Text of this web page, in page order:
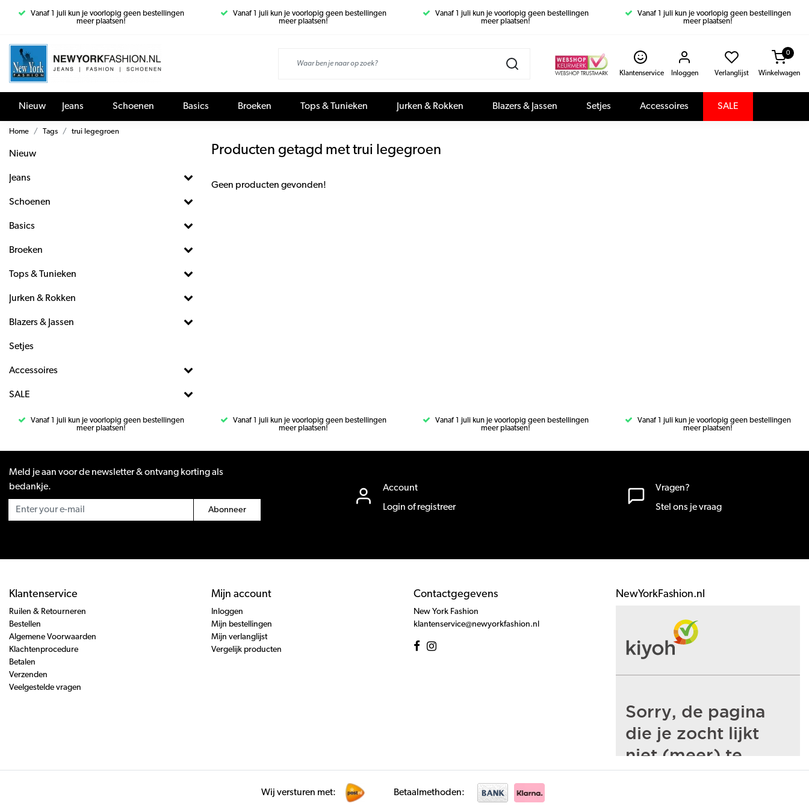
Vanaf 1 juli kun je voorlopig geen bestellingen
meer plaatsen!
Vanaf 1 juli kun je voorlopig geen bestellingen
meer plaatsen!
Vanaf 1 juli kun je voorlopig geen bestellingen
meer plaatsen!
Vanaf 1 juli kun je voorlopig geen bestellingen
meer plaatsen!
Klantenservice Inloggen Verlanglijst Winkelwagen
0
Nieuw Jeans Schoenen Basics Broeken Tops & Tunieken Jurken & Rokken Blazers & Jassen Setjes Accessoires SALE
Home Tags trui legegroen
Nieuw
Jeans
Schoenen
Basics
Broeken
Tops & Tunieken
Jurken & Rokken
Blazers & Jassen
Setjes
Accessoires
SALE
Producten getagd met trui legegroen
Geen producten gevonden!
Vanaf 1 juli kun je voorlopig geen bestellingen
meer plaatsen!
Vanaf 1 juli kun je voorlopig geen bestellingen
meer plaatsen!
Vanaf 1 juli kun je voorlopig geen bestellingen
meer plaatsen!
Vanaf 1 juli kun je voorlopig geen bestellingen
meer plaatsen!
Meld je aan voor de newsletter & ontvang korting als
bedankje.
Abonneer
Account
Login of registreer
Vragen?
Stel ons je vraag
Klantenservice
Ruilen & Retourneren
Bestellen
Algemene Voorwaarden
Klachtenprocedure
Betalen
Verzenden
Veelgestelde vragen
Mijn account
Inloggen
Mijn bestellingen
Mijn verlanglijst
Vergelijk producten
Contactgegevens
New York Fashion
klantenservice@newyorkfashion.nl
NewYorkFashion.nl
Wij versturen met: Betaalmethoden: